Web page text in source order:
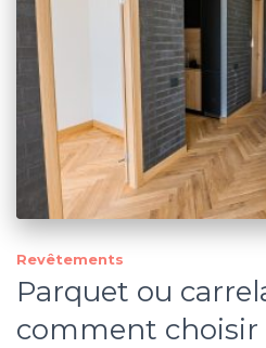
Revêtements
Parquet ou
comment